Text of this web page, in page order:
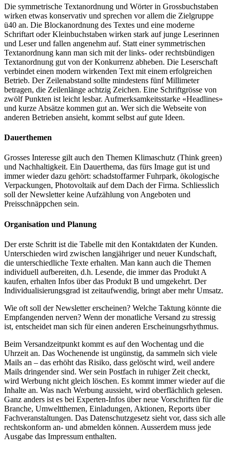
Die symmetrische Textanordnung und Wörter in Grossbuchstaben
wirken etwas konservativ und sprechen vor allem die Zielgruppe
ü40 an. Die Blockanordnung des Textes und eine moderne
Schriftart oder Kleinbuchstaben wirken stark auf junge Leserinnen
und Leser und fallen angenehm auf. Statt einer symmetrischen
Textanordnung kann man sich mit der links- oder rechtsbündigen
Textanordnung gut von der Konkurrenz abheben. Die Leserschaft
verbindet einen modern wirkenden Text mit einem erfolgreichen
Betrieb. Der Zeilenabstand sollte mindestens fünf Millimeter
betragen, die Zeilenlänge achtzig Zeichen. Eine Schriftgrösse von
zwölf Punkten ist leicht lesbar. Aufmerksamkeitsstarke «Headlines»
und kurze Absätze kommen gut an. Wer sich die Webseite von
anderen Betrieben ansieht, kommt selbst auf gute Ideen.
Dauerthemen
Grosses Interesse gilt auch den Themen Klimaschutz (Think green)
und Nachhaltigkeit. Ein Dauerthema, das fürs Image gut ist und
immer wieder dazu gehört: schadstoffarmer Fuhrpark, ökologische
Verpackungen, Photovoltaik auf dem Dach der Firma. Schliesslich
soll der Newsletter keine Aufzählung von Angeboten und
Preisschnäppchen sein.
Organisation und Planung
Der erste Schritt ist die Tabelle mit den Kontaktdaten der Kunden.
Unterschieden wird zwischen langjähriger und neuer Kundschaft,
die unterschiedliche Texte erhalten. Man kann auch die Themen
individuell aufbereiten, d.h. Lesende, die immer das Produkt A
kaufen, erhalten Infos über das Produkt B und umgekehrt. Der
Individualisierungsgrad ist zeitaufwendig, bringt aber mehr Umsatz.
Wie oft soll der Newsletter erscheinen? Welche Taktung könnte die
Empfangenden nerven? Wenn der monatliche Versand zu stressig
ist, entscheidet man sich für einen anderen Erscheinungsrhythmus.
Beim Versandzeitpunkt kommt es auf den Wochentag und die
Uhrzeit an. Das Wochenende ist ungünstig, da sammeln sich viele
Mails an – das erhöht das Risiko, dass gelöscht wird, weil andere
Mails dringender sind. Wer sein Postfach in ruhiger Zeit checkt,
wird Werbung nicht gleich löschen. Es kommt immer wieder auf die
Inhalte an. Was nach Werbung aussieht, wird oberflächlich gelesen.
Ganz anders ist es bei Experten-Infos über neue Vorschriften für die
Branche, Umweltthemen, Einladungen, Aktionen, Reports über
Fachveranstaltungen. Das Datenschutzgesetz sieht vor, dass sich alle
rechtskonform an- und abmelden können. Ausserdem muss jede
Ausgabe das Impressum enthalten.